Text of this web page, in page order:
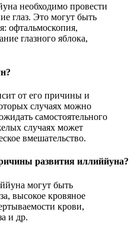
необходимо провести
глаз. Это могут быть
офтальмоскопия,
глазного яблока,
от его причины и
случаях можно
самостоятельного
случаях может
вмешательство.
развития иллиййуна?
могут быть
высокое кровяное
крови,
и др.